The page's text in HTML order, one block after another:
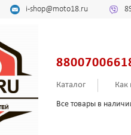
i-shop@moto18.ru
Каталог Как
Все товары в